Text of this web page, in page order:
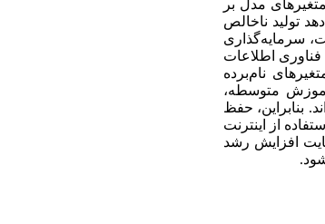
مدل بر
مدل نشان می‌دهد تولید ناخالص
سرمایه‌گذاری
اطلاعات
نام‌برده
متوسطه،
بنابراین، حفظ
از اینترنت
افزایش رشد